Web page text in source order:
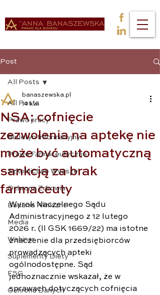
Post
All Posts
Prawo pracy
Biuletyn Informacyjny
Prawo Farmaceutyczne
Szkolnictwo Wyższe
Ochrona Zdrowia
Badania Kliniczne
Media
Webinar
Suplementy Diety
ESG
Ochrona Danych
All Posts
NSA: cofnięcie
zezwolenia na aptekę nie
może być automatyczną
sankcją za brak
farmaceuty
banaszewska.pl
14 kwi
Wyrok Naczelnego Sądu
Administracyjnego z 12 lutego
2026 r. (II GSK 1669/22) ma istotne
znaczenie dla przedsiębiorców
prowadzących apteki
ogólnodostępne. Sąd
jednoznacznie wskazał, że w
sprawach dotyczących cofnięcia